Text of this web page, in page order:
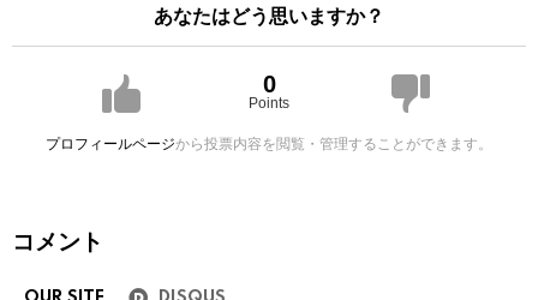
あなたはどう思いますか？
0
Points
プロフィールページから投票内容を閲覧・管理することができます。
コメント